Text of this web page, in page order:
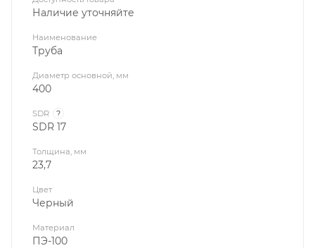
Наличие уточняйте
Наименование
Труба
Диаметр основной, мм
400
SDR ?
SDR 17
Толщина, мм
23,7
Цвет
Черный
Материал
ПЭ-100